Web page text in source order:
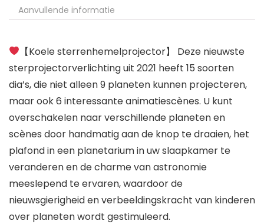
Aanvullende informatie
【Koele sterrenhemelprojector】 Deze nieuwste
sterprojectorverlichting uit 2021 heeft 15 soorten
dia’s, die niet alleen 9 planeten kunnen projecteren,
maar ook 6 interessante animatiescènes. U kunt
overschakelen naar verschillende planeten en
scènes door handmatig aan de knop te draaien, het
plafond in een planetarium in uw slaapkamer te
veranderen en de charme van astronomie
meeslepend te ervaren, waardoor de
nieuwsgierigheid en verbeeldingskracht van kinderen
over planeten wordt gestimuleerd.